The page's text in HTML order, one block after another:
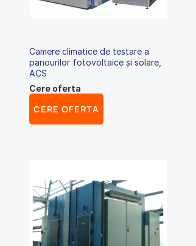
Camere climatice de testare a
panourilor fotovoltaice și solare,
ACS
Cere oferta
CERE OFERTA